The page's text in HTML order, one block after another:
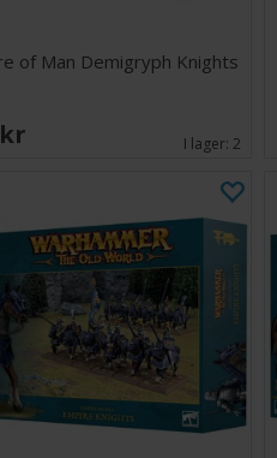
of Man Demigryph Knights
I lager: 2